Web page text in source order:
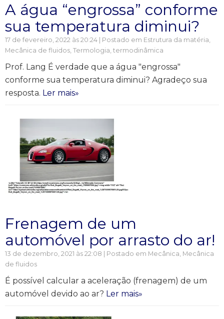
A água “engrossa” conforme
sua temperatura diminui?
17 de fevereiro, 2022 às 20:24 | Postado em Estrutura da matéria,
Mecânica de fluidos, Termologia, termodinâmica
Prof. Lang É verdade que a água "engrossa"
conforme sua temperatura diminui? Agradeço sua
resposta. Ler mais»
Frenagem de um
automóvel por arrasto do ar!
13 de dezembro, 2021 às 22:08 | Postado em Mecânica, Mecânica
de fluidos
É possível calcular a aceleração (frenagem) de um
automóvel devido ao ar? Ler mais»